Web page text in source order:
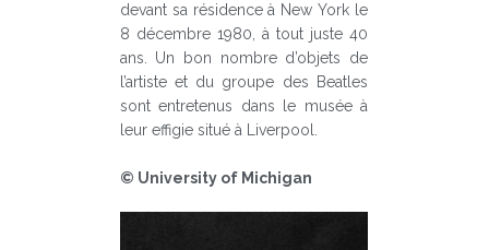
devant sa résidence à New York le
8 décembre 1980, à tout juste 40
ans. Un bon nombre d’objets de
l’artiste et du groupe des Beatles
sont entretenus dans le musée à
leur effigie situé à Liverpool.
© University of Michigan